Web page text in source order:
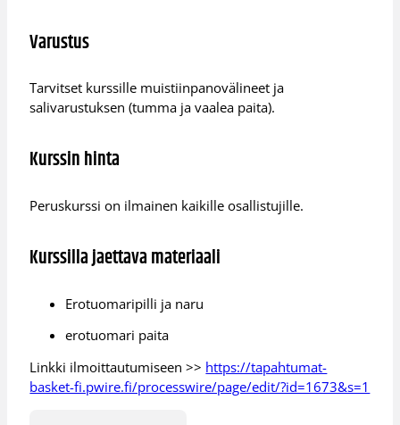
Varustus
Tarvitset kurssille muistiinpanovälineet ja
salivarustuksen (tumma ja vaalea paita).
Kurssin hinta
Peruskurssi on ilmainen kaikille osallistujille.
Kurssilla jaettava materiaali
Erotuomaripilli ja naru
erotuomari paita
Linkki ilmoittautumiseen >> https://tapahtumat-
basket-fi.pwire.fi/processwire/page/edit/?id=1673&s=1